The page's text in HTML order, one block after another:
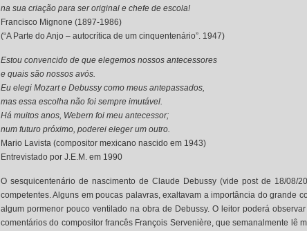
na sua criação para ser original e chefe de escola!
Francisco Mignone (1897-1986)
(“A Parte do Anjo – autocrítica de um cinquentenário”. 1947)
Estou convencido de que elegemos nossos antecessores
e quais são nossos avós.
Eu elegi Mozart e Debussy como meus antepassados,
mas essa escolha não foi sempre imutável.
Há muitos anos, Webern foi meu antecessor;
num futuro próximo, poderei eleger um outro.
Mario Lavista (compositor mexicano nascido em 1943)
Entrevistado por J.E.M. em 1990
O sesquicentenário de nascimento de Claude Debussy (vide post de 18/08/
competentes. Alguns em poucas palavras, exaltavam a importância do grande
algum pormenor pouco ventilado na obra de Debussy. O leitor poderá
comentários do compositor francês François Servenière, que semanalmente lê